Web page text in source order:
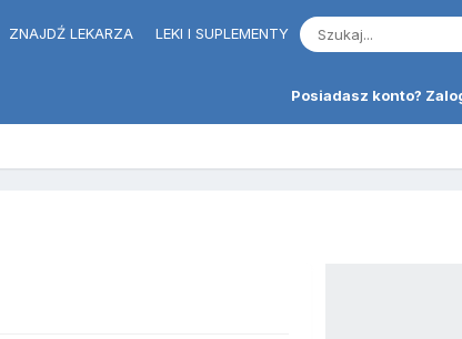
ZNAJDŹ LEKARZA LEKI I SUPLEMENTY
Posiadasz konto?